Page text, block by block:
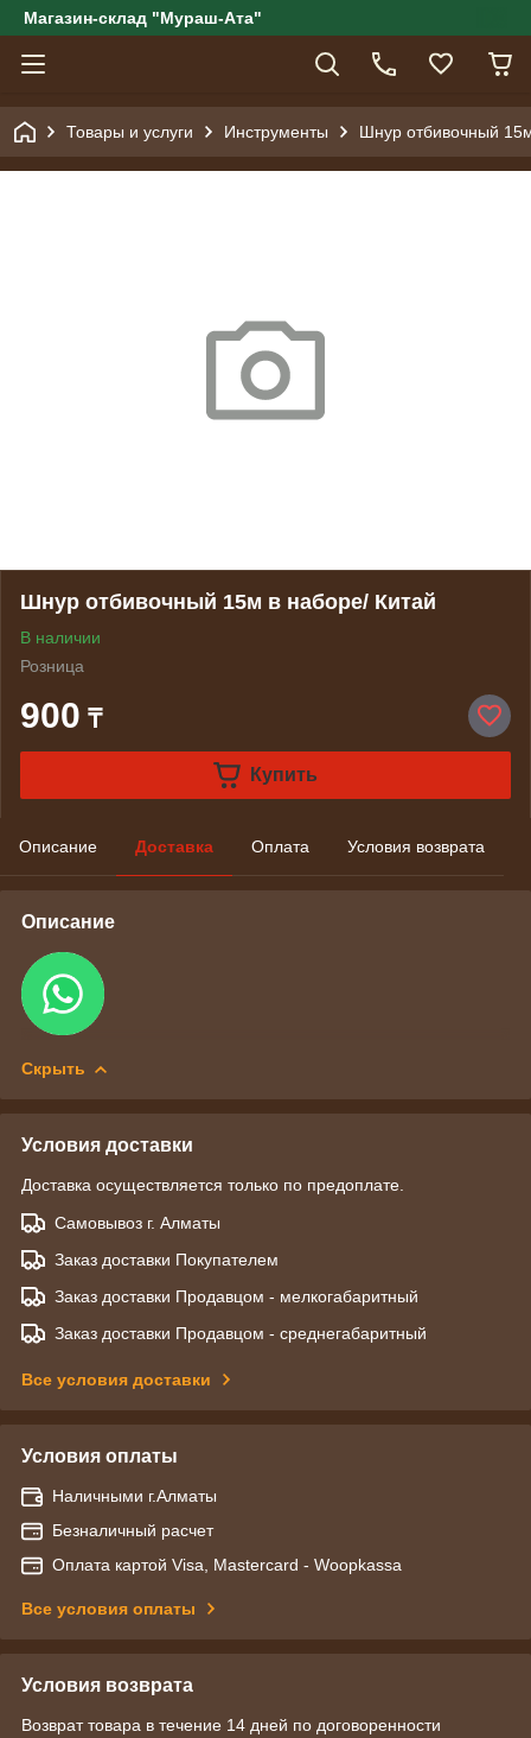
Магазин-склад "Мураш-Ата"
Товары и услуги Инструменты Шнур отбивочный
Шнур отбивочный 15м в наборе/ Китай
В наличии
Розница
900 ₸
Купить
Описание Доставка Оплата Условия возврата
Описание
Скрыть
Условия доставки
Доставка осуществляется только по предоплате.
Самовывоз г. Алматы
Заказ доставки Покупателем
Заказ доставки Продавцом - мелкогабаритный
Заказ доставки Продавцом - среднегабаритный
Все условия доставки
Условия оплаты
Наличными г.Алматы
Безналичный расчет
Оплата картой Visa, Mastercard - Woopkassa
Все условия оплаты
Условия возврата
Возврат товара в течение 14 дней по договоренности